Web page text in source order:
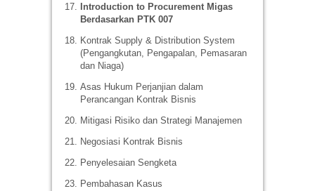
Introduction to Procurement Migas
Berdasarkan PTK 007
Kontrak Supply & Distribution System
(Pengangkutan, Pengapalan, Pemasaran
dan Niaga)
Asas Hukum Perjanjian dalam
Perancangan Kontrak Bisnis
Mitigasi Risiko dan Strategi Manajemen
Negosiasi Kontrak Bisnis
Penyelesaian Sengketa
Pembahasan Kasus